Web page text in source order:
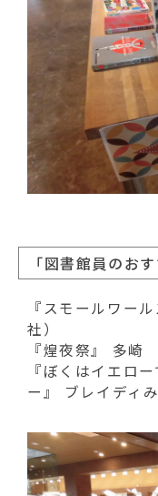
「図書館員のおす
『スモールワー
社）
『煌夜祭』 多崎
『ぼくはイエロ
ー』 ブレイディ